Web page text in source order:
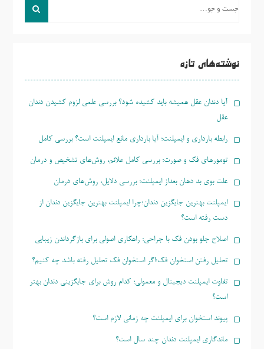
نوشته‌های تازه
آیا دندان عقل همیشه باید کشیده شود؟ بررسی علمی لزوم کشیدن دندان
عقل
رابطه بارداری و ایمپلنت؛ آیا بارداری مانع ایمپلنت است؟ بررسی کامل
تومورهای فک و صورت؛ بررسی کامل علائم، روش‌های تشخیص و درمان
علت بوی بد دهان بعداز ایمپلنت؛ بررسی دلایل، روش‌های درمان
ایمپلنت بهترین جایگزین دندان؛چرا ایمپلنت بهترین جایگزین دندان از
دست رفته است؟
اصلاح جلو بودن فک با جراحی؛ راهکاری اصولی برای بازگرداندن زیبایی
تحلیل رفتن استخوان فک؛اگر استخوان فک تحلیل رفته باشد چه کنیم؟
تفاوت ایمپلنت دیجیتال و معمولی؛ کدام روش برای جایگزینی دندان بهتر
است؟
پیوند استخوان برای ایمپلنت چه زمانی لازم است؟
ماندگاری ایمپلنت دندان چند سال است؟